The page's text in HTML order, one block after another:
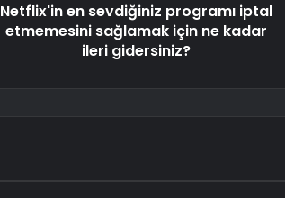
Netflix'in en sevdiğiniz programı iptal
etmemesini sağlamak için ne kadar
ileri gidersiniz?